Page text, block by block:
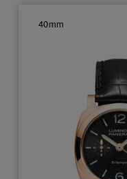
40mm